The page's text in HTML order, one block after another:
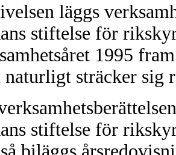
läggs
stiftelse för
1995
sträcker sig
stiftelse för